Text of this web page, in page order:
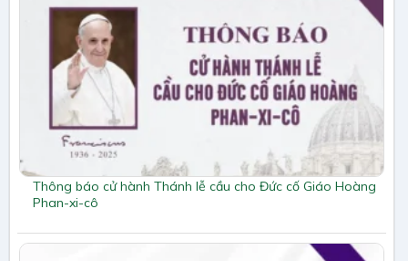
Thông báo cử hành Thánh lễ cầu cho Đức cố Giáo Hoàng
Phan-xi-cô